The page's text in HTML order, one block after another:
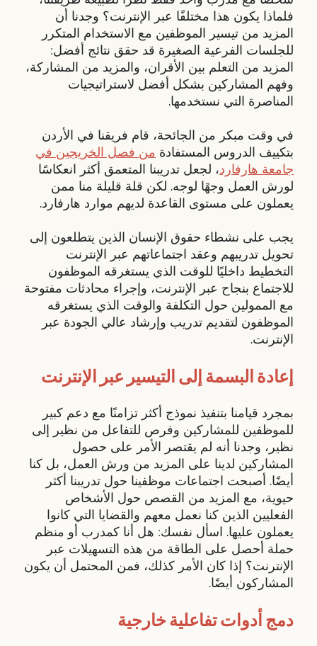
فلماذا يكون هذا مختلفًا عبر الإنترنت؟ وجدنا أن
المزيد من تيسير الموظفين مع الاستخدام المتكرر
للجلسات الفرعية الصغيرة قد حقق نتائج أفضل:
المزيد من التعلم بين الأقران، والمزيد من المشاركة،
وفهم المشاركين بشكل أفضل لاستراتيجيات
المناصرة التي نستخدمها.
في وقت مبكر من الجائحة، قام فريقنا في الأردن
بتكييف الدروس المستفادة من فصل الخريجين في
جامعة هارفارد، لجعل تدريبنا المتعمق أكثر انعكاسًا
لورش العمل وجهًا لوجه. لكن قلة قليلة منا ممن
يعملون على مستوى القاعدة لديهم موارد هارفارد.
يجب على نشطاء حقوق الإنسان الذين يتطلعون إلى
تحويل تدريبهم وعقد اجتماعاتهم عبر الإنترنت
التخطيط داخليًا للوقت الذي يستغرقه الموظفون
للاجتماع بنجاح عبر الإنترنت، وإجراء محادثات مفتوحة
مع الممولين حول التكلفة والوقت الذي يستغرقه
الموظفون لتقديم تدريب وإرشاد عالي الجودة عبر
الإنترنت.
إعادة البسمة إلى التيسير عبر الإنترنت
بمجرد قيامنا بتنفيذ نموذج أكثر تزامنًا مع دعم كبير
للموظفين للمشاركين وفرص للتفاعل من نظير إلى
نظير، وجدنا أنه لم يقتصر الأمر على حصول
المشاركين لدينا على المزيد من ورش العمل، بل كنا
أيضًا. أصبحت اجتماعات موظفينا حول تدريبنا أكثر
حيوية، مع المزيد من القصص حول الأشخاص
الفعليين الذين كنا نعمل معهم والقضايا التي كانوا
يعملون عليها. اسأل نفسك: هل أنا كمدرب أو منظم
حملة أحصل على الطاقة من هذه التسهيلات عبر
الإنترنت؟ إذا كان الأمر كذلك، فمن المحتمل أن يكون
المشاركون أيضًا.
دمج أدوات تفاعلية خارجية